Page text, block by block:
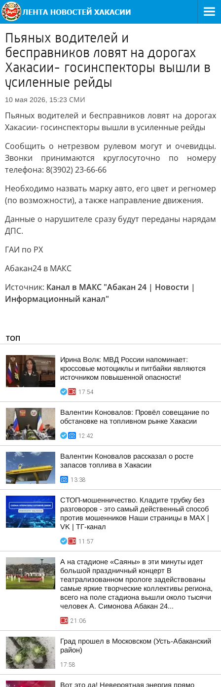
Пьяных водителей и
бесправников ловят на дорогах
Хакасии- госинспекторы вышли в
усиленные рейды
10 мая 2026, 15:23 СМИ
Пьяных водителей и бесправников ловят на дорогах
Хакасии- госинспекторы вышли в усиленные рейды
Сообщить о нетрезвом рулевом могут и очевидцы.
Звонки принимаются круглосуточно по номеру
телефона: 8(3902) 23-66-66
Необходимо назвать марку авто, его цвет и регномер
(по возможности), а также направление движения.
Данные о нарушителе сразу будут переданы нарядам
ДПС.
ГАИ по РХ
Абакан24 в MAКС
Источник: Канал в МАКС "Абакан 24 | Новости |
Информационный канал"
ТОП
Ирина Волк: МВД России напоминает:
кроссовые мотоциклы и питбайки являются
источником повышенной опасности!
17:54
Валентин Коновалов: Провёл совещание по
обстановке на топливном рынке Хакасии
12:42
Валентин Коновалов рассказал о росте
запасов топлива в Хакасии
13:38
СТОП-мошенничество. Кладите трубку без
разговоров - это самый действенный способ
против мошенников Наши страницы в MAX |
VK | ТГ-канал
11:57
А на стадионе «Саяны» в эти минуты идет
большой праздничный концерт В
театрализованном прологе задействованы
самые яркие творческие коллективы региона,
всего на поле стадиона вышли около тысячи
человек А. Симонова Абакан 24...
21:06
Град прошел в Московском (Усть-Абаканский
район)
17:58
Вот это да! Невероятная энергия прямо